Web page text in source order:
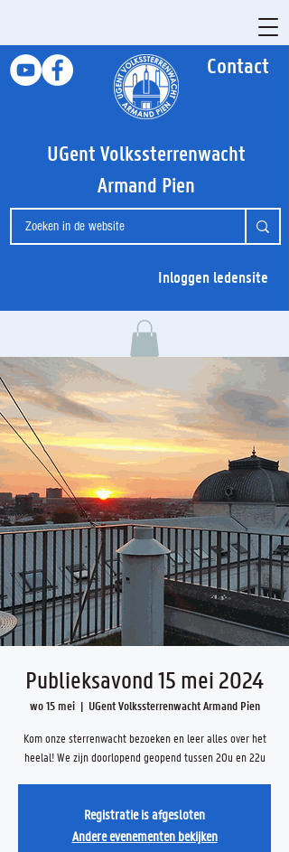
Contact
UGent Volkssterrenwacht
Armand Pien
Inloggen ledensite
Publieksavond 15 mei 2024
wo 15 mei
  |
UGent Volkssterrenwacht Armand Pien
Kom onze sterrenwacht bezoeken en leer alles over het
heelal! We zijn doorlopend geopend tussen 20u en 22u
Registratie is afgesloten
Andere evenementen bekijken